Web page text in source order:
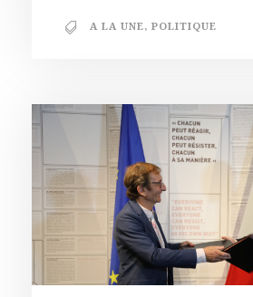
A LA UNE, POLITIQUE